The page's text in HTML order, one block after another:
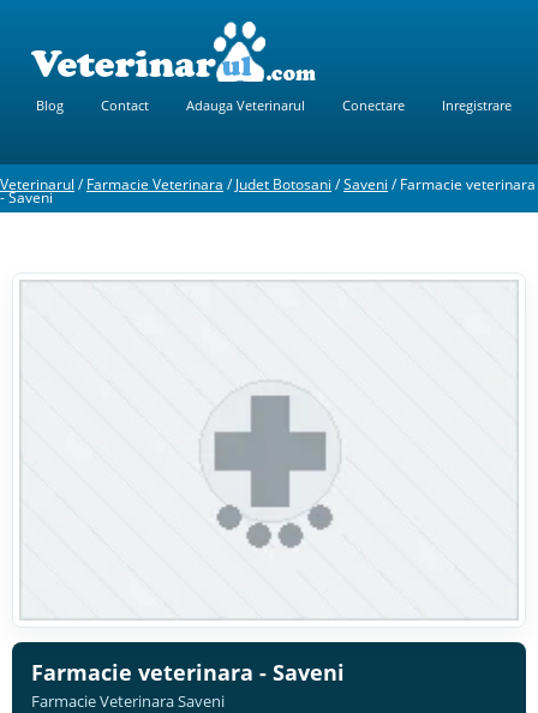
Blog Contact Adauga Veterinarul Conectare Inregistrare
Veterinarul /Farmacie Veterinara /Judet Botosani /Saveni /Farmacie veterinara
- Saveni
Farmacie veterinara - Saveni
Farmacie Veterinara Saveni